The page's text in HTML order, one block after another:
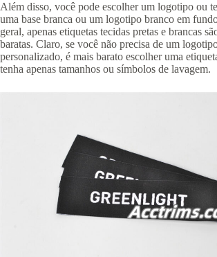
Além disso, você pode escolher um logotipo ou
uma base branca ou um logotipo branco em
geral, apenas etiquetas tecidas pretas e brancas
baratas. Claro, se você não precisa de um
personalizado, é mais barato escolher uma
tenha apenas tamanhos ou símbolos de lavagem.